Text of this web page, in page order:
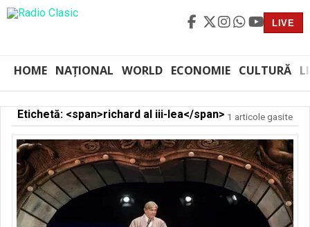
LIVE
HOME NAȚIONAL WORLD ECONOMIE CULTURĂ
Etichetă: <span>richard al iii-lea</span> 1 articole gasite